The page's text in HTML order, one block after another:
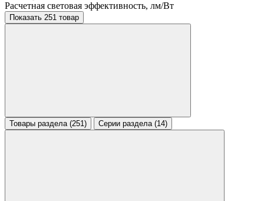
Расчетная световая эффективность, лм/Вт
Показать 251 товар
Товары раздела (251) Серии раздела (14)